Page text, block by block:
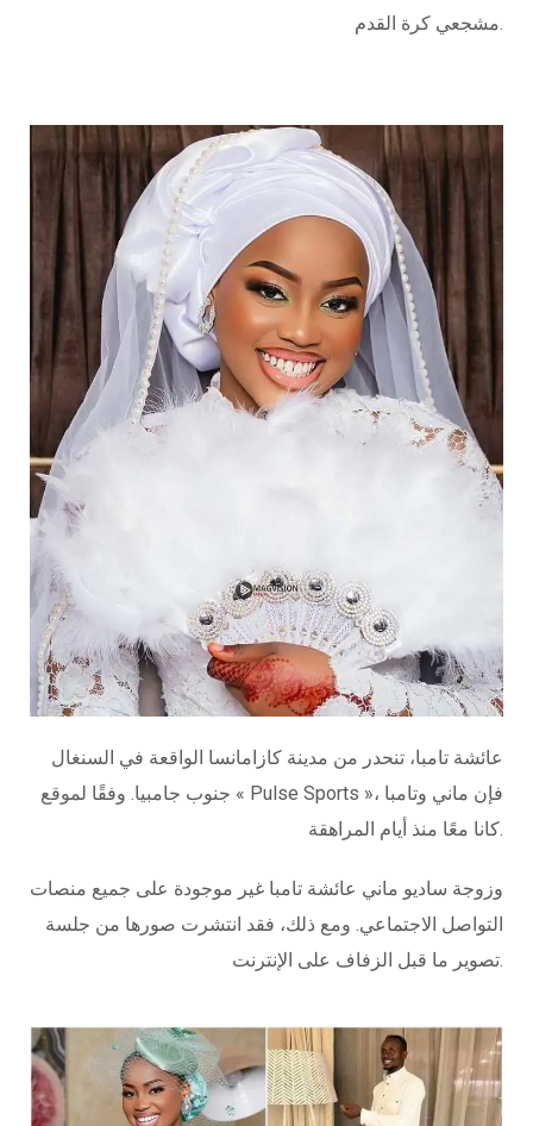
مشجعي كرة القدم.
عائشة تامبا، تنحدر من مدينة كازامانسا الواقعة في السنغال
جنوب جامبيا. وفقًا لموقع « Pulse Sports »، فإن ماني وتامبا
كانا معًا منذ أيام المراهقة.
وزوجة ساديو ماني عائشة تامبا غير موجودة على جميع منصات
التواصل الاجتماعي. ومع ذلك، فقد انتشرت صورها من جلسة
تصوير ما قبل الزفاف على الإنترنت.